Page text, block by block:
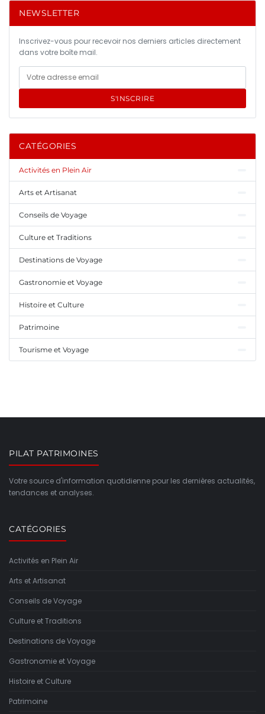
NEWSLETTER
Inscrivez-vous pour recevoir nos derniers articles directement
dans votre boîte mail.
S'INSCRIRE
CATÉGORIES
Activités en Plein Air
Arts et Artisanat
Conseils de Voyage
Culture et Traditions
Destinations de Voyage
Gastronomie et Voyage
Histoire et Culture
Patrimoine
Tourisme et Voyage
PILAT PATRIMOINES
Votre source d'information quotidienne pour les dernières actualités,
tendances et analyses.
CATÉGORIES
Activités en Plein Air
Arts et Artisanat
Conseils de Voyage
Culture et Traditions
Destinations de Voyage
Gastronomie et Voyage
Histoire et Culture
Patrimoine